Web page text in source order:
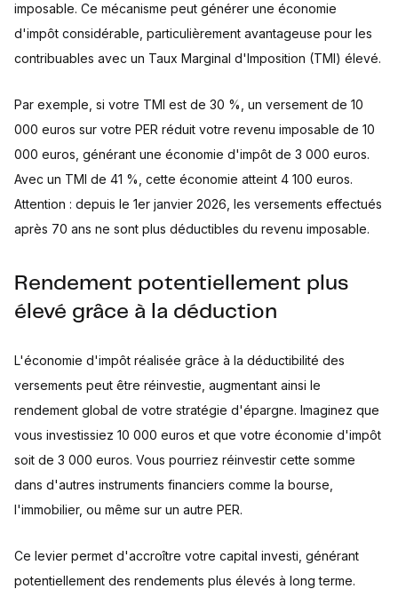
imposable. Ce mécanisme peut générer une économie
d'impôt considérable, particulièrement avantageuse pour les
contribuables avec un Taux Marginal d'Imposition (TMI) élevé.
Par exemple, si votre TMI est de 30 %, un versement de 10
000 euros sur votre PER réduit votre revenu imposable de 10
000 euros, générant une économie d'impôt de 3 000 euros.
Avec un TMI de 41 %, cette économie atteint 4 100 euros.
Attention : depuis le 1er janvier 2026, les versements effectués
après 70 ans ne sont plus déductibles du revenu imposable.
Rendement potentiellement plus
élevé grâce à la déduction
L'économie d'impôt réalisée grâce à la déductibilité des
versements peut être réinvestie, augmentant ainsi le
rendement global de votre stratégie d'épargne. Imaginez que
vous investissiez 10 000 euros et que votre économie d'impôt
soit de 3 000 euros. Vous pourriez réinvestir cette somme
dans d'autres instruments financiers comme la bourse,
l'immobilier, ou même sur un autre PER.
Ce levier permet d'accroître votre capital investi, générant
potentiellement des rendements plus élevés à long terme.